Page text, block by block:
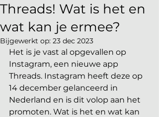
Threads! Wat is het en
wat kan je ermee?
Bijgewerkt op: 23 dec 2023
Het is je vast al opgevallen op
Instagram, een nieuwe app
Threads. Instagram heeft deze op
14 december gelanceerd in
Nederland en is dit volop aan het
promoten. Wat is het en wat kan